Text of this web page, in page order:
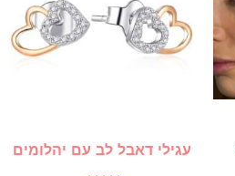
עגילי דאבל לב עם יהלומים